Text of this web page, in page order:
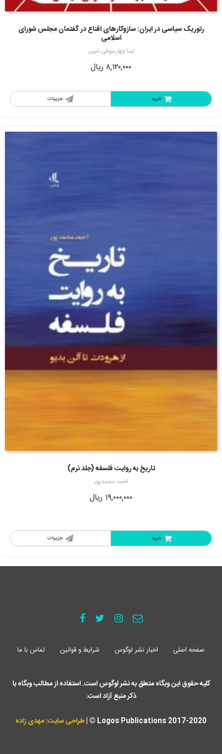
رتوریک سیاسی در ایران: سازوکارهای اقناع در گفتمان مجلس شورای
اسلامی
تینا چهارسوقی امین
امتیاز
از 5
۸,۱۲۰,۰۰۰ ریال
جزییات خرید
تاریخ به روایت فلسفه (جلد نرم)
احمد محمدپور
۱۹,۰۰۰,۰۰۰ ریال
جزییات خرید
صفحه اصلی اخبار نشر لوگوس شرایط و قوانین تماس با ما
کلیه حقوق این وبگاه متعلق به نشر لوگوس است. استفاده از مطالب وبگاه با
ذکر منبع آزاد است.
Logos Publications 2017-2020 © | طراحی سایت: مهدی زاده